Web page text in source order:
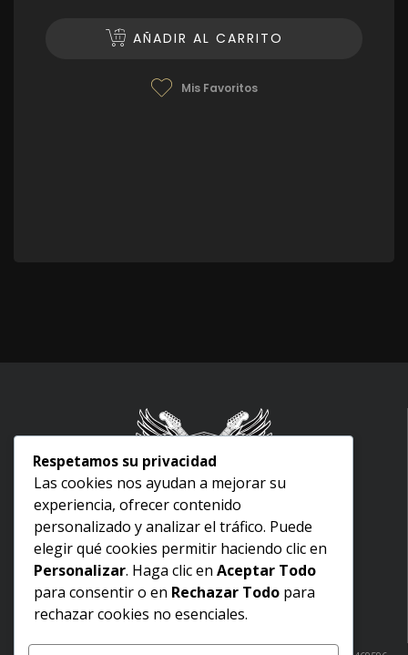
AÑADIR AL CARRITO
Mis Favoritos
Inicio
Nosotros
Aviso legal
Términos y condiciones
Politica de devoluciones
Respetamos su privacidad
Las cookies nos ayudan a mejorar su
experiencia, ofrecer contenido
personalizado y analizar el tráfico. Puede
elegir qué cookies permitir haciendo clic en
Personalizar. Haga clic en Aceptar Todo
para consentir o en Rechazar Todo para
rechazar cookies no esenciales.